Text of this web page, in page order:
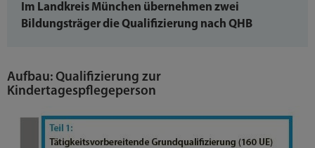
Im Landkreis München übernehmen zwei
Bildungsträger die Qualifizierung nach QHB
Aufbau: Qualifizierung zur
Kindertagespflegeperson